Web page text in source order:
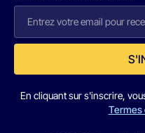
En cliquant sur s'inscrire,
Termes